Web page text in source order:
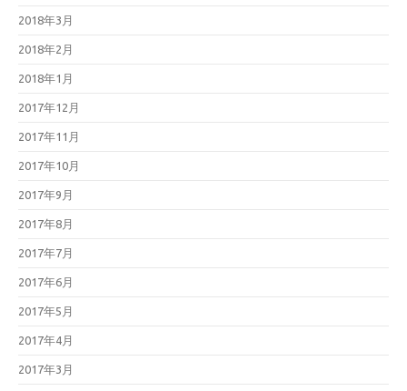
2018年3月
2018年2月
2018年1月
2017年12月
2017年11月
2017年10月
2017年9月
2017年8月
2017年7月
2017年6月
2017年5月
2017年4月
2017年3月